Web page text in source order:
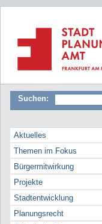
Suchen:
Aktuelles
Themen im Fokus
Bürgermitwirkung
Projekte
Stadtentwicklung
Planungsrecht